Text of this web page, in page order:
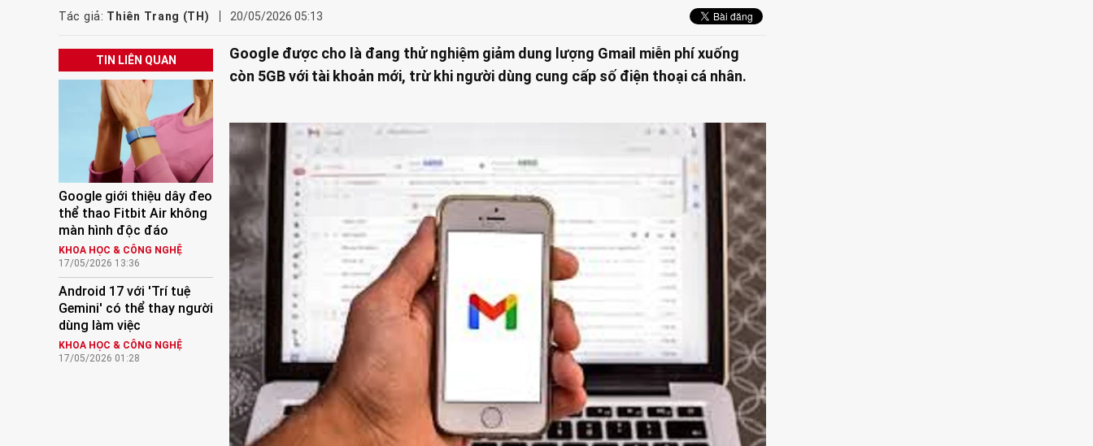
Tác giả: Thiên Trang (TH) 20/05/2026 05:13
TIN LIÊN QUAN
Google giới thiệu dây đeo
thể thao Fitbit Air không
màn hình độc đáo
KHOA HỌC & CÔNG NGHỆ
17/05/2026 13:36
Android 17 với 'Trí tuệ
Gemini' có thể thay người
dùng làm việc
KHOA HỌC & CÔNG NGHỆ
17/05/2026 01:28
Google được cho là đang thử nghiệm giảm dung lượng Gmail miễn phí xuống
còn 5GB với tài khoản mới, trừ khi người dùng cung cấp số điện thoại cá nhân.